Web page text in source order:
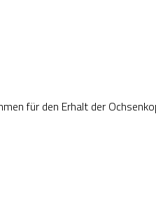
für den Erhalt der